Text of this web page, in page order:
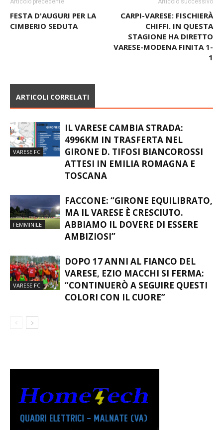
Articolo precedente
FESTA D'AUGURI PER LA
CIMBERIO SEDUTA
Articolo successivo
CARPI-VARESE: FISCHIERÀ
CHIFFI. IN QUESTA
STAGIONE HA DIRETTO
VARESE-MODENA FINITA 1-
1
ARTICOLI CORRELATI
VARESE FC
IL VARESE CAMBIA STRADA:
4996KM IN TRASFERTA NEL
GIRONE D. TIFOSI BIANCOROSSI
ATTESI IN EMILIA ROMAGNA E
TOSCANA
FEMMINILE
FACCONE: “GIRONE EQUILIBRATO,
MA IL VARESE È CRESCIUTO.
ABBIAMO IL DOVERE DI ESSERE
AMBIZIOSI”
VARESE FC
DOPO 17 ANNI AL FIANCO DEL
VARESE, EZIO MACCHI SI FERMA:
“CONTINUERÒ A SEGUIRE QUESTI
COLORI CON IL CUORE”